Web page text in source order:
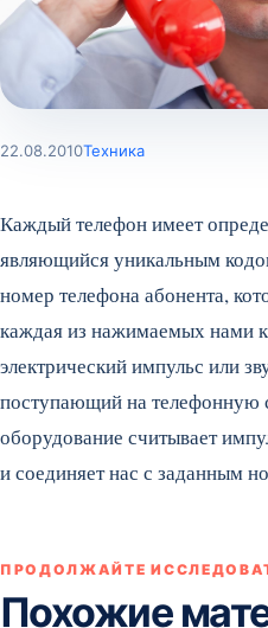
22.08.2010Техника
Каждый телефон имеет
являющийся уникальным
номер телефона абонента,
каждая из нажимаемых нами
электрический импульс или
поступающий на телефонную
оборудование считывает
и соединяет нас с заданным
ПРОДОЛЖАЙТЕ
Похожие